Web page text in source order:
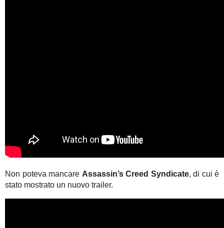
Non poteva mancare Assassin’s Creed Syndicate, di cui è
stato mostrato un nuovo trailer.